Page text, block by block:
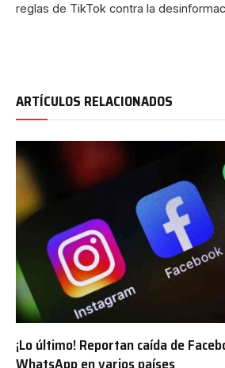
reglas de TikTok contra la
ARTÍCULOS RELACIONADOS
¡Lo último! Reportan caída de